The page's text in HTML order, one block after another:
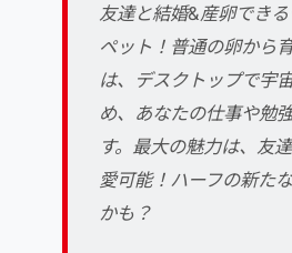
友達と結婚&産卵でき
ペット！普通の卵から
は、デスクトップで宇
め、あなたの仕事や勉
す。最大の魅力は、友
愛可能！ハーフの新た
かも？